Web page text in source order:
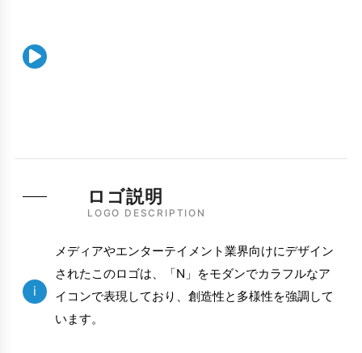

LOGO DESCRIPTION
ロゴ説明
i
メディアやエンターテイメント業界向けにデザイン
されたこのロゴは、「N」をモダンでカラフルなア
イコンで表現しており、創造性と多様性を強調して
います。